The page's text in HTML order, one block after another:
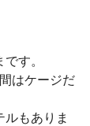
す。
はケージだ
もありま